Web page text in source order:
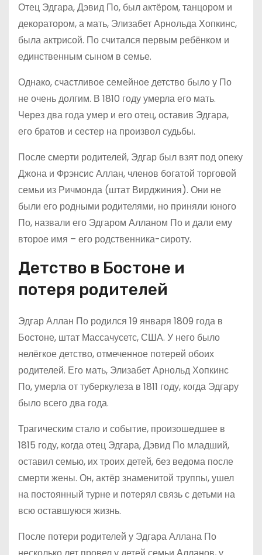
Отец Эдгара, Дэвид По, был актёром, танцором и
декоратором, а мать, Элизабет Арнольда Хопкинс,
была актрисой. По считался первым ребёнком и
единственным сыном в семье.
Однако, счастливое семейное детство было у По
не очень долгим. В 1810 году умерла его мать.
Через два года умер и его отец, оставив Эдгара,
его братов и сестер на произвол судьбы.
После смерти родителей, Эдгар был взят под опеку
Джона и Фрэнсис Аллан, членов богатой торговой
семьи из Ричмонда (штат Вирджиния). Они не
были его родными родителями, но приняли юного
По, назвали его Эдгаром Алланом По и дали ему
второе имя – его родственника-сироту.
Детство в Бостоне и
потеря родителей
Эдгар Аллан По родился 19 января 1809 года в
Бостоне, штат Массачусетс, США. У него было
нелёгкое детство, отмеченное потерей обоих
родителей. Его мать, Элизабет Арнольд Хопкинс
По, умерла от туберкулеза в 1811 году, когда Эдгару
было всего два года.
Трагическим стало и событие, произошедшее в
1815 году, когда отец Эдгара, Дэвид По младший,
оставил семью, их троих детей, без ведома после
смерти жены. Он, актёр знаменитой труппы, ушел
на постоянный турне и потерял связь с детьми на
всю оставшуюся жизнь.
После потери родителей у Эдгара Аллана По